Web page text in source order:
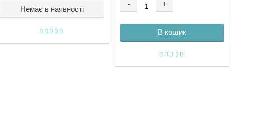
Немає в наявності
- +
В кошик